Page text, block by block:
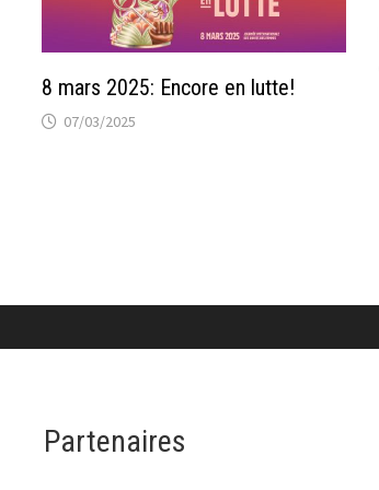
8 mars 2025: Encore en lutte!
07/03/2025
Partenaires